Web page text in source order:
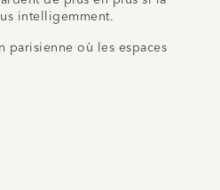
intelligemment.
parisienne où les espaces